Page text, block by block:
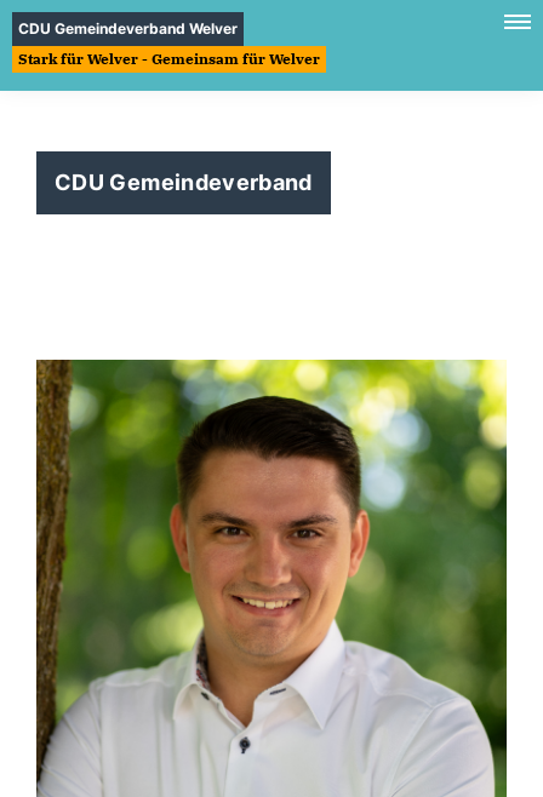
CDU Gemeindeverband Welver
Stark für Welver - Gemeinsam für Welver
CDU Gemeindeverband